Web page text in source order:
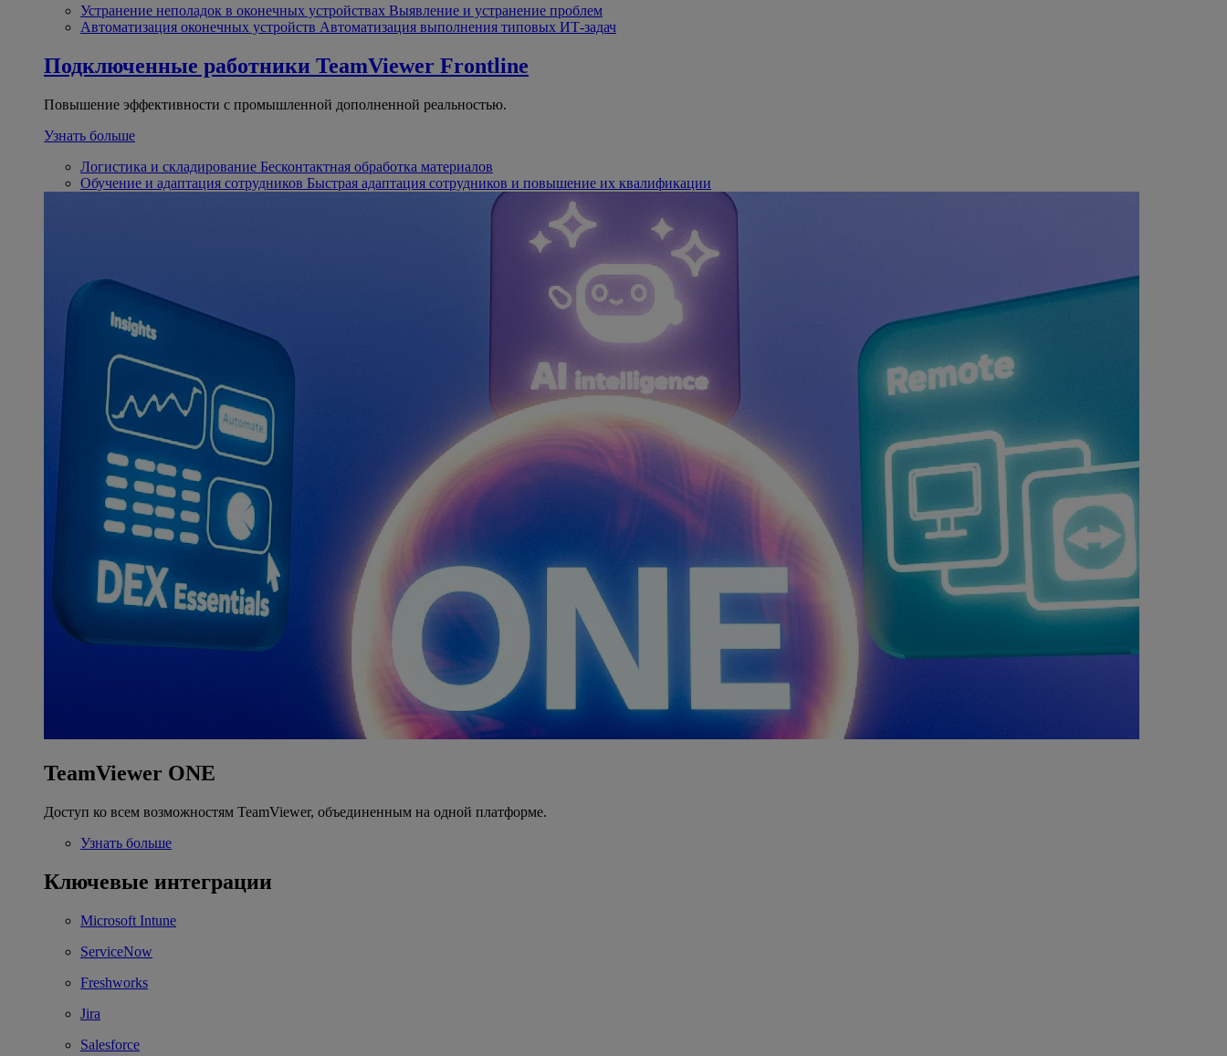
Устранение неполадок в оконечных устройствах Выявление и устранение проблем
Автоматизация оконечных устройств Автоматизация выполнения типовых ИТ-задач
Подключенные работники TeamViewer Frontline
Повышение эффективности с промышленной дополненной реальностью.
Узнать больше
Логистика и складирование Бесконтактная обработка материалов
Обучение и адаптация сотрудников Быстрая адаптация сотрудников и повышение их квалификации
TeamViewer ONE
Доступ ко всем возможностям TeamViewer, объединенным на одной платформе.
Узнать больше
Ключевые интеграции
Microsoft Intune
ServiceNow
Freshworks
Jira
Salesforce